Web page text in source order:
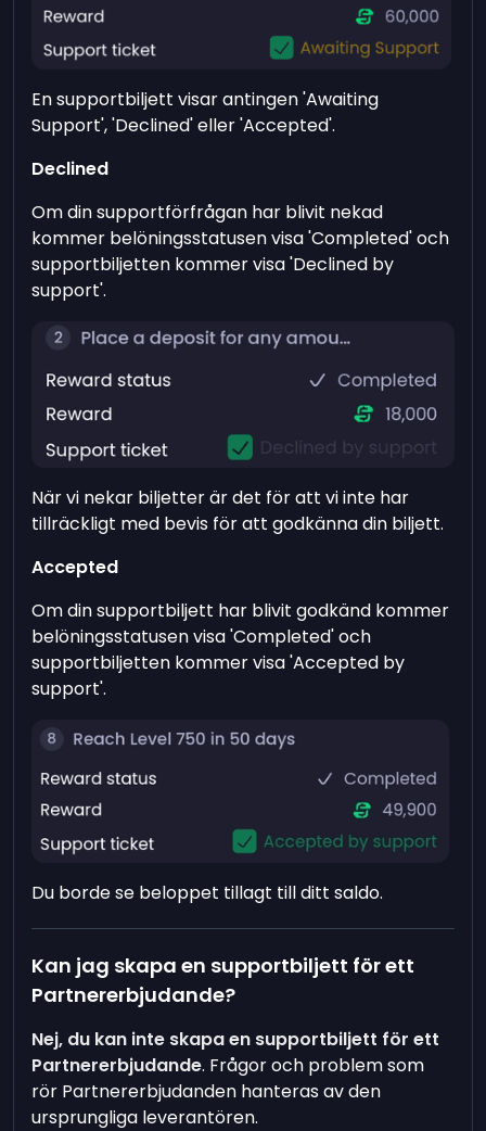
En supportbiljett visar antingen 'Awaiting
Support', 'Declined' eller 'Accepted'.
Declined
Om din supportförfrågan har blivit nekad
kommer belöningsstatusen visa 'Completed' och
supportbiljetten kommer visa 'Declined by
support'.
När vi nekar biljetter är det för att vi inte har
tillräckligt med bevis för att godkänna din biljett.
Accepted
Om din supportbiljett har blivit godkänd kommer
belöningsstatusen visa 'Completed' och
supportbiljetten kommer visa 'Accepted by
support'.
Du borde se beloppet tillagt till ditt saldo.
Kan jag skapa en supportbiljett för ett
Partnererbjudande?
Nej, du kan inte skapa en supportbiljett för ett
Partnererbjudande. Frågor och problem som
rör Partnererbjudanden hanteras av den
ursprungliga leverantören.